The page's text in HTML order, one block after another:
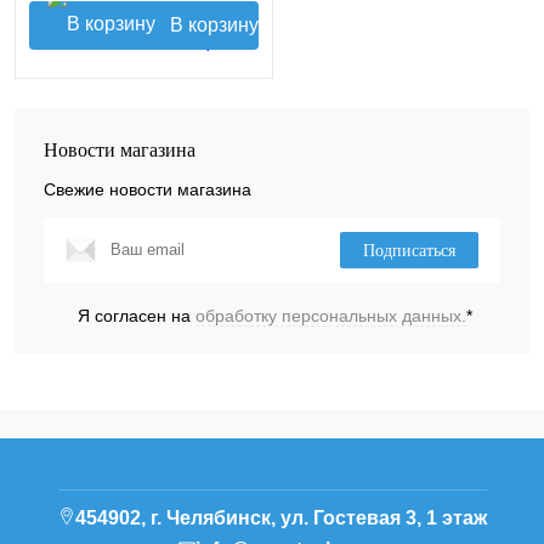
В корзину
Новости магазина
Свежие новости магазина
Подписаться
Я согласен на обработку персональных данных.*
454902, г. Челябинск, ул. Гостевая 3, 1 этаж